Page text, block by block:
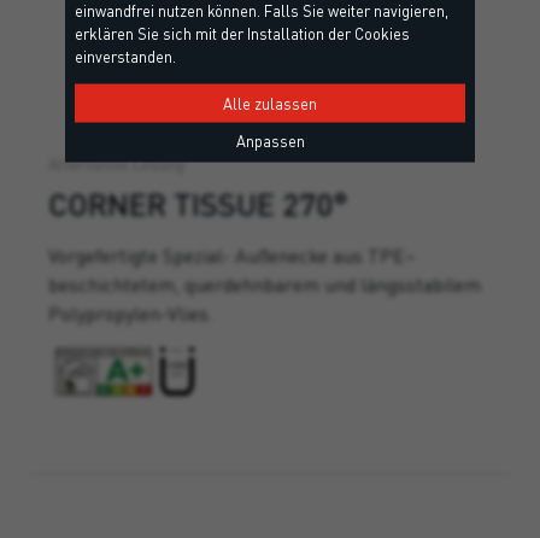
Alternative Lösung
CORNER TISSUE 270°
Vorgefertigte Spezial- Außenecke aus TPE–
beschichtetem, querdehnbarem und längsstabilem
Polypropylen-Vlies.
einwandfrei nutzen können. Falls Sie weiter navigieren,
erklären Sie sich mit der Installation der Cookies
einverstanden.
Alle zulassen
Anpassen